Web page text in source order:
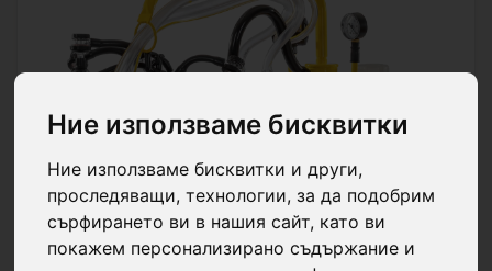
Ние използваме бисквитки
Ние използваме бисквитки и други,
проследяващи, технологии, за да подобрим
сърфирането ви в нашия сайт, като ви
покажем персонализирано съдържание и